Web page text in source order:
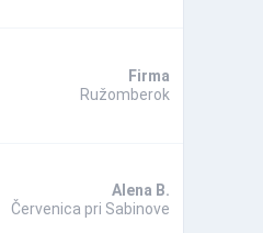
Firma
Ružomberok
Alena B.
Červenica pri Sabinove